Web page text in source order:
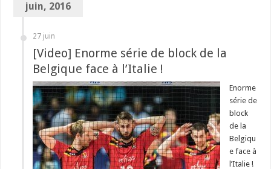
juin, 2016
27 juin
[Video] Enorme série de block de la
Belgique face à l’Italie !
Enorme
série de
block
de la
Belgiqu
e face à
l’Italie !